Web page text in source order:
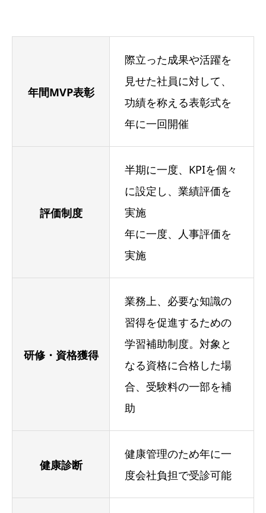
年間MVP表彰
際立った成果や活躍を
見せた社員に対して、
功績を称える表彰式を
年に一回開催
評価制度
半期に一度、KPIを個々
に設定し、業績評価を
実施
年に一度、人事評価を
実施
研修・資格獲得
業務上、必要な知識の
習得を促進するための
学習補助制度。対象と
なる資格に合格した場
合、受験料の一部を補
助
健康診断
健康管理のため年に一
度会社負担で受診可能